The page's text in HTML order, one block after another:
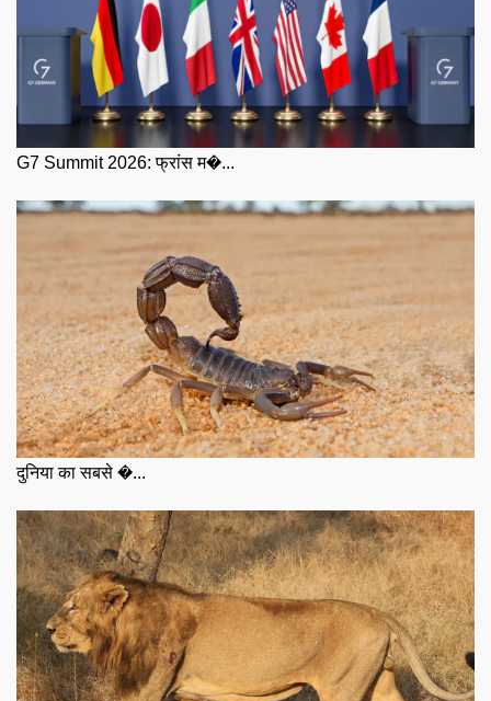
G7 Summit 2026: फ्रांस म�...
दुनिया का सबसे �...